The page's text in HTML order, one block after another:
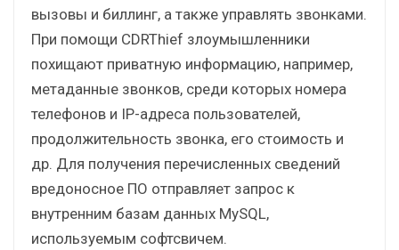
вызовы и биллинг, а также управлять звонками.
При помощи CDRThief злоумышленники
похищают приватную информацию, например,
метаданные звонков, среди которых номера
телефонов и IP-адреса пользователей,
продолжительность звонка, его стоимость и
др. Для получения перечисленных сведений
вредоносное ПО отправляет запрос к
внутренним базам данных MySQL,
используемым софтсвичем.